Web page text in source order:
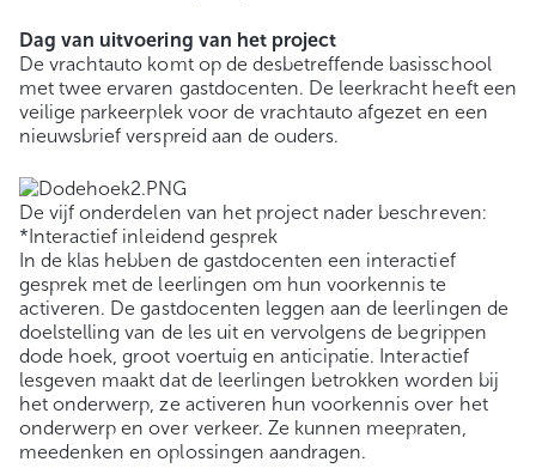
Dag van uitvoering van het project
De vrachtauto komt op de desbetreffende basisschool
met twee ervaren gastdocenten. De leerkracht heeft een
veilige parkeerplek voor de vrachtauto afgezet en een
nieuwsbrief verspreid aan de ouders.
De vijf onderdelen van het project nader beschreven:
*Interactief inleidend gesprek
In de klas hebben de gastdocenten een interactief
gesprek met de leerlingen om hun voorkennis te
activeren. De gastdocenten leggen aan de leerlingen de
doelstelling van de les uit en vervolgens de begrippen
dode hoek, groot voertuig en anticipatie. Interactief
lesgeven maakt dat de leerlingen betrokken worden bij
het onderwerp, ze activeren hun voorkennis over het
onderwerp en over verkeer. Ze kunnen meepraten,
meedenken en oplossingen aandragen.